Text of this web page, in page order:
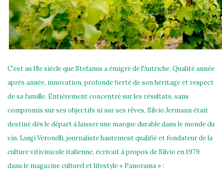
C'est au 18e siècle que Stefanus a émigré de l'Autriche. Qualité année
après année, innovation, profonde fierté de son héritage et respect
de sa famille. Entièrement concentré sur les résultats, sans
compromis sur ses objectifs ni sur ses rêves, Silvio Jermann était
destiné dès le départ à laisser une marque durable dans le monde du
vin. Luigi Veronelli, journaliste hautement qualifié et fondateur de la
culture vitivinicole italienne, écrivait à propos de Silvio en 1979
dans le magazine culturel et lifestyle « Panorama » :